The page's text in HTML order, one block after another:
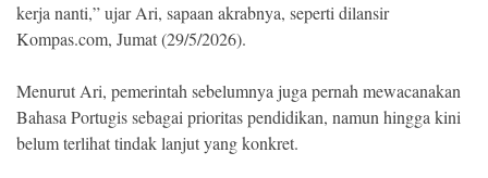
kerja nanti,” ujar Ari, sapaan akrabnya, seperti dilansir
Kompas.com, Jumat (29/5/2026).
Menurut Ari, pemerintah sebelumnya juga pernah mewacanakan
Bahasa Portugis sebagai prioritas pendidikan, namun hingga kini
belum terlihat tindak lanjut yang konkret.